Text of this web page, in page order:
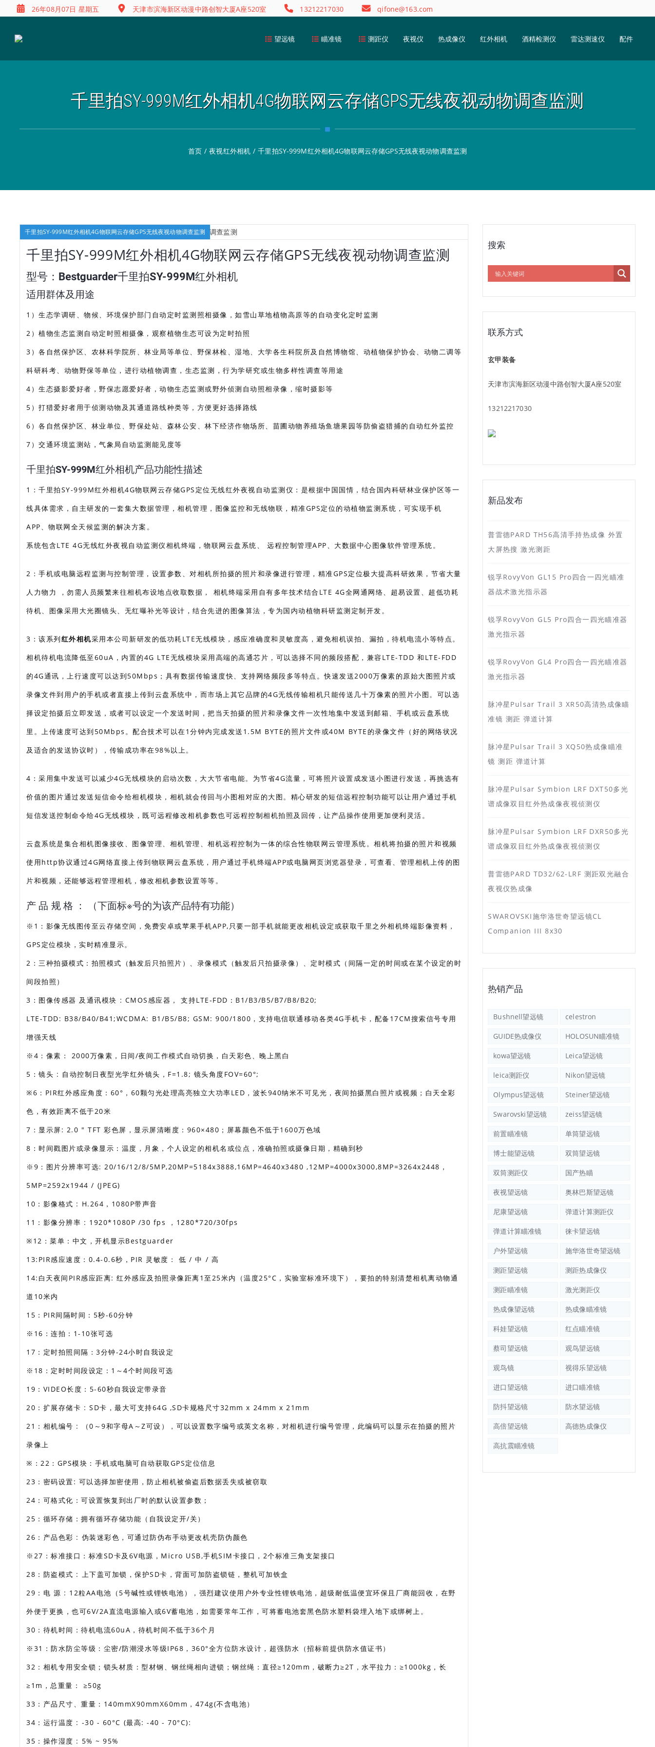
26年08月07日 星期五 天津市滨海新区动漫中路创智大厦A座520室 13212217030 qifone@163.com
望远镜 瞄准镜 测距仪 夜视仪 热成像仪 红外相机 酒精检测仪 雷达测速仪 配件
千里拍SY-999M红外相机4G物联网云存储GPS无线夜视动物调查监测
首页 / 夜视红外相机 / 千里拍SY-999M红外相机4G物联网云存储GPS无线夜视动物调查监测
千里拍SY-999M红外相机4G物联网云存储GPS无线夜视动物调查监测
千里拍SY-999M红外相机4G物联网云存储GPS无线夜视动物调查监测
型号：Bestguarder千里拍SY-999M红外相机
适用群体及用途
1）生态学调研、物候、环境保护部门自动定时监测照相摄像，如雪山草地植物高原等的自动变化定时监测
2）植物生态监测自动定时照相摄像，观察植物生态可设为定时拍照
3）各自然保护区、农林科学院所、林业局等单位、野保林检、湿地、大学各生科院所及自然博物馆、动植物保护协会、动物二调等
科研科考、动物野保等单位，进行动植物调查，生态监测，行为学研究或生物多样性调查等用途
4）生态摄影爱好者，野保志愿爱好者，动物生态监测或野外侦测自动照相录像，缩时摄影等
5）打猎爱好者用于侦测动物及其通道路线种类等，方便更好选择路线
6）各自然保护区、林业单位、野保处站、森林公安、林下经济作物场所、苗圃动物养殖场鱼塘果园等防偷盗猎捕的自动红外监控
7）交通环境监测站，气象局自动监测能见度等
千里拍SY-999M红外相机产品功能性描述
1：千里拍SY-999M红外相机4G物联网云存储GPS定位无线红外夜视自动监测仪：是根据中国国情，结合国内科研林业保护区等一
线具体需求，自主研发的一套集大数据管理，相机管理，图像监控和无线物联，精准GPS定位的动植物监测系统，可实现手机
APP、物联网全天候监测的解决方案。
系统包含LTE 4G无线红外夜视自动监测仪相机终端，物联网云盘系统、 远程控制管理APP、大数据中心图像软件管理系统。
2：手机或电脑远程监测与控制管理，设置参数、对相机所拍摄的照片和录像进行管理，精准GPS定位极大提高科研效果，节省大量
人力物力 ，勿需人员频繁来往相机布设地点收取数据， 相机终端采用自有多年技术结合LTE 4G全网通网络、超易设置、超低功耗
待机、图像采用大光圈镜头、无红曝补光等设计，结合先进的图像算法，专为国内动植物科研监测定制开发。
3：该系列红外相机采用本公司新研发的低功耗LTE无线模块，感应准确度和灵敏度高，避免相机误拍、漏拍，待机电流小等特点。
相机待机电流降低至60uA，内置的4G LTE无线模块采用高端的高通芯片，可以选择不同的频段搭配，兼容LTE-TDD 和LTE-FDD
的4G通讯，上行速度可以达到50Mbps；具有数据传输速度快、支持网络频段多等特点。快速发送2000万像素的原始大图照片或
录像文件到用户的手机或者直接上传到云盘系统中，而市场上其它品牌的4G无线传输相机只能传送几十万像素的照片小图。可以选
择设定拍摄后立即发送，或者可以设定一个发送时间，把当天拍摄的照片和录像文件一次性地集中发送到邮箱、手机或云盘系统
里。上传速度可达到50Mbps。配合技术可以在1分钟内完成发送1.5M BYTE的照片文件或40M BYTE的录像文件（好的网络状况
及适合的发送协议时），传输成功率在98%以上。
4：采用集中发送可以减少4G无线模块的启动次数，大大节省电能。为节省4G流量，可将照片设置成发送小图进行发送，再挑选有
价值的图片通过发送短信命令给相机模块，相机就会传回与小图相对应的大图。精心研发的短信远程控制功能可以让用户通过手机
短信发送控制命令给4G无线模块，既可远程修改相机参数也可远程控制相机拍照及回传，让产品操作使用更加便利灵活。
云盘系统是集合相机图像接收、图像管理、相机管理、相机远程控制为一体的综合性物联网云管理系统。相机将拍摄的照片和视频
使用http协议通过4G网络直接上传到物联网云盘系统，用户通过手机终端APP或电脑网页浏览器登录，可查看、管理相机上传的图
片和视频，还能够远程管理相机，修改相机参数设置等等。
产 品 规 格 ： （下面标※号的为该产品特有功能）
※1：影像无线图传至云存储空间，免费安卓或苹果手机APP,只要一部手机就能更改相机设定或获取千里之外相机终端影像资料，
GPS定位模块，实时精准显示。
2：三种拍摄模式：拍照模式（触发后只拍照片）、录像模式（触发后只拍摄录像）、定时模式（间隔一定的时间或在某个设定的时
间段拍照）
3：图像传感器 及通讯模块 : CMOS感应器， 支持LTE-FDD：B1/B3/B5/B7/B8/B20;
LTE-TDD: B38/B40/B41;WCDMA: B1/B5/B8; GSM: 900/1800，支持电信联通移动各类4G手机卡，配备17CM搜索信号专用
增强天线
※4：像素： 2000万像素，日间/夜间工作模式自动切换，白天彩色、晚上黑白
5：镜头 : 自动控制日夜型光学红外镜头，F=1.8; 镜头角度FOV=60°;
※6：PIR红外感应角度：60°，60颗匀光处理高亮独立大功率LED，波长940纳米不可见光，夜间拍摄黑白照片或视频；白天全彩
色，有效距离不低于20米
7：显示屏: 2.0 " TFT 彩色屏，显示屏清晰度：960×480；屏幕颜色不低于1600万色域
8：时间戳图片或录像显示：温度，月象，个人设定的相机名或位点，准确拍照或摄像日期，精确到秒
※9：图片分辨率可选: 20/16/12/8/5MP,20MP=5184x3888,16MP=4640x3480 ,12MP=4000x3000,8MP=3264x2448，
5MP=2592x1944 / (JPEG)
10：影像格式 : H.264，1080P带声音
11：影像分辨率 : 1920*1080P /30 fps ，1280*720/30fps
※12：菜单：中文，开机显示Bestguarder
13:PIR感应速度：0.4-0.6秒，PIR 灵敏度： 低 / 中 / 高
14:白天夜间PIR感应距离: 红外感应及拍照录像距离1至25米内（温度25°C，实验室标准环境下），要拍的特别清楚相机离动物通
道10米内
15：PIR间隔时间：5秒-60分钟
※16：连拍：1-10张可选
17：定时拍照间隔：3分钟-24小时自我设定
※18：定时时间段设定：1～4个时间段可选
19：VIDEO长度：5-60秒自我设定带录音
20：扩展存储卡 : SD卡，最大可支持64G ,SD卡规格尺寸32mm x 24mm x 21mm
21：相机编号 : （0～9和字母A～Z可设），可以设置数字编号或英文名称，对相机进行编号管理，此编码可以显示在拍摄的照片
录像上
※：22：GPS模块：手机或电脑可自动获取GPS定位信息
23：密码设置: 可以选择加密使用，防止相机被偷盗后数据丢失或被窃取
24：可格式化：可设置恢复到出厂时的默认设置参数；
25：循环存储：拥有循环存储功能（自我设定开/关）
26：产品色彩 : 伪装迷彩色，可通过防伪布手动更改机壳防伪颜色
※27：标准接口：标准SD卡及6V电源，Micro USB,手机SIM卡接口，2个标准三角支架接口
28：防盗模式 : 上下盖可加锁，保护SD卡，背面可加防盗锁链，整机可加铁盒
29：电 源 : 12粒AA电池（5号碱性或锂铁电池），强烈建议使用户外专业性锂铁电池，超级耐低温便宜环保且厂商能回收，在野
外便于更换，也可6V/2A直流电源输入或6V蓄电池，如需要常年工作，可将蓄电池套黑色防水塑料袋埋入地下或绑树上。
30：待机时间：待机电流60uA，待机时间不低于36个月
※31：防水防尘等级：尘密/防潮浸水等级IP68，360°全方位防水设计，超强防水（招标前提供防水值证书）
32：相机专用安全锁；锁头材质：型材钢、钢丝绳相向进锁；钢丝绳：直径≥120mm，破断力≥2T，水平拉力：≥1000kg，长
≥1m，总重量： ≥50g
33：产品尺寸、重量：140mmX90mmX60mm，474g(不含电池）
34：运行温度 : -30 - 60°C (最高: -40 - 70°C):
35：操作湿度 : 5% ~ 95%
搜索
联系方式
玄甲装备
天津市滨海新区动漫中路创智大厦A座520室
13212217030
新品发布
普雷德PARD TH56高清手持热成像 外置
大屏热搜 激光测距
锐孚RovyVon GL15 Pro四合一四光瞄准
器战术激光指示器
锐孚RovyVon GL5 Pro四合一四光瞄准器
激光指示器
锐孚RovyVon GL4 Pro四合一四光瞄准器
激光指示器
脉冲星Pulsar Trail 3 XR50高清热成像瞄
准镜 测距 弹道计算
脉冲星Pulsar Trail 3 XQ50热成像瞄准
镜 测距 弹道计算
脉冲星Pulsar Symbion LRF DXT50多光
谱成像双目红外热成像夜视侦测仪
脉冲星Pulsar Symbion LRF DXR50多光
谱成像双目红外热成像夜视侦测仪
普雷德PARD TD32/62-LRF 测距双光融合
夜视仪热成像
SWAROVSKI施华洛世奇望远镜CL
Companion III 8x30
热销产品
Bushnell望远镜 celestron
GUIDE热成像仪 HOLOSUN瞄准镜
kowa望远镜 Leica望远镜
leica测距仪 Nikon望远镜
Olympus望远镜 Steiner望远镜
Swarovski望远镜 zeiss望远镜
前置瞄准镜 单筒望远镜
博士能望远镜 双筒望远镜
双筒测距仪 国产热瞄
夜视望远镜 奥林巴斯望远镜
尼康望远镜 弹道计算测距仪
弹道计算瞄准镜 徕卡望远镜
户外望远镜 施华洛世奇望远镜
测距望远镜 测距热成像仪
测距瞄准镜 激光测距仪
热成像望远镜 热成像瞄准镜
科娃望远镜 红点瞄准镜
蔡司望远镜 观鸟望远镜
观鸟镜 视得乐望远镜
进口望远镜 进口瞄准镜
防抖望远镜 防水望远镜
高倍望远镜 高德热成像仪
高抗震瞄准镜